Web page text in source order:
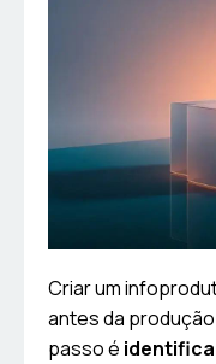
Criar um
antes da
passo é